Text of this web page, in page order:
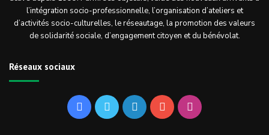
l’intégration socio-professionnelle, l’organisation d’ateliers et
d’activités socio-culturelles, le réseautage, la promotion des valeurs
de solidarité sociale, d’engagement citoyen et du bénévolat.
Réseaux sociaux
FacebookTwitterLinkedinYouTubeInstagram